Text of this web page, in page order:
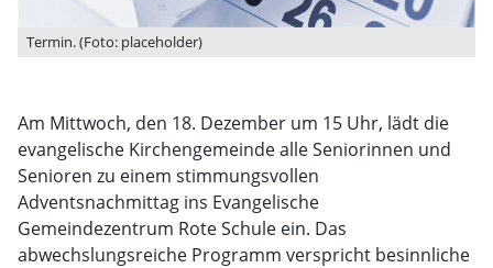
Termin. (Foto: placeholder)
Am Mittwoch, den 18. Dezember um 15 Uhr, lädt die
evangelische Kirchengemeinde alle Seniorinnen und
Senioren zu einem stimmungsvollen
Adventsnachmittag ins Evangelische
Gemeindezentrum Rote Schule ein. Das
abwechslungsreiche Programm verspricht besinnliche